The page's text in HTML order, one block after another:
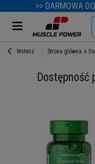
>> DARMOWA
Wstecz Strona główna
Dostępność